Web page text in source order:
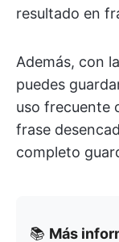
resultado en
Además, con la
puedes
uso frecuente
frase
completo
📚 Más